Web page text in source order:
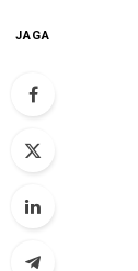
JAGA